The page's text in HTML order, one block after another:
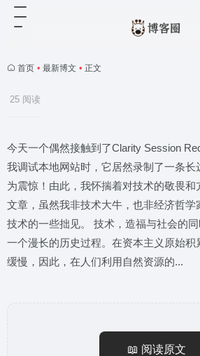
首页 • 最新博文 • 正文
25 阅读
今天一个偶然接触到了Clarity Session
我调试本地网站时，它居然录制了一条长
为震惊！由此，我怀揣着对技术的敬畏和
文章，虽然我非技术大牛，也非经济哲
技术的一些拙见。 技术，造福与社会的
一个漫长的历史过程。在资本主义原始
缓慢，因此，在人们利用自然资源的...
📖 阅读原文